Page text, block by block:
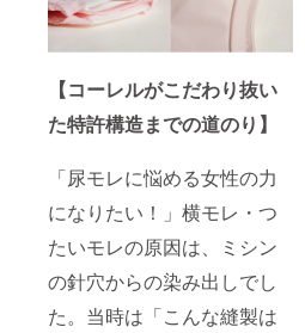
【コーレルがこだわり抜い
た特許構造までの道のり】
「尿モレに悩める女性の力
になりたい！」横モレ・つ
たいモレの原因は、ミシン
の針穴からの染み出しでし
た。当時は「こんな縫製は